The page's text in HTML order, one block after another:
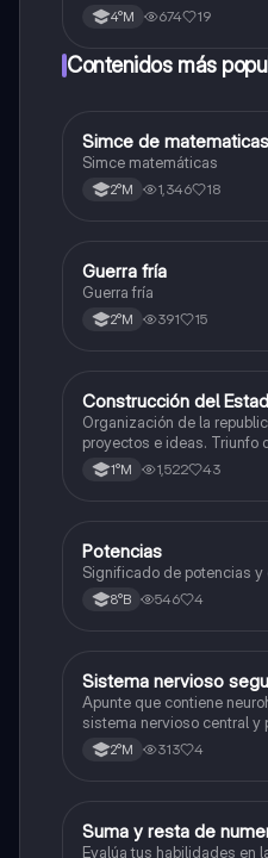
4°M 674 19
Contenidos más
Matemáticas
Simce de
Simce matemáticas
2°M 1,346 18
Historia
Guerra fría
Guerra fría
2°M 391 15
Historia
Construcción del
Organización de la
proyectos e ideas. Triunfo
conservador. Constitución
1°M 1,522 43
Matemáticas
Potencias
Significado de potencias y
8°B 546 4
Biología
Sistema nervioso
Apunte que contiene
sistema nervioso central y
endocrino
2°M 313 4
SMatemáticas
Suma y resta de
Evalúa tus habilidades en